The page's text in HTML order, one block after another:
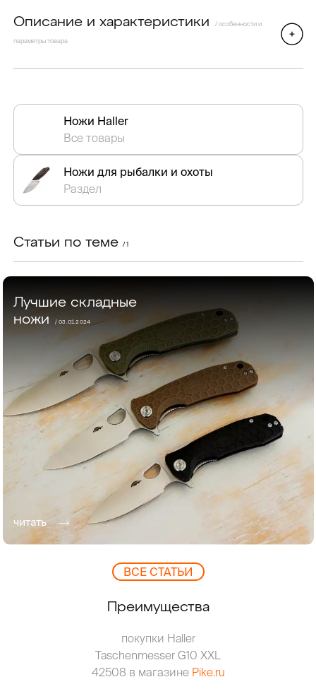
Описание и характеристики / особенности и
параметры товара
Ножи Haller
Все товары
Ножи для рыбалки и охоты
Раздел
Статьи по теме / 1
Лучшие складные
ножи
/ 03.01.2024
читать
ВCЕ СТАТЬИ
Преимущества
покупки Haller
Taschenmesser G10 XXL
42508 в магазине Pike.ru